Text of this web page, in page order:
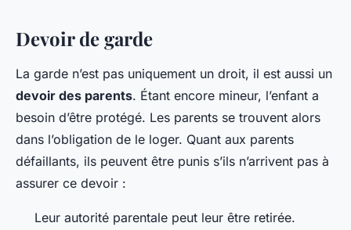
Devoir de garde
La garde n’est pas uniquement un droit, il est aussi un
devoir des parents. Étant encore mineur, l’enfant a
besoin d’être protégé. Les parents se trouvent alors
dans l’obligation de le loger. Quant aux parents
défaillants, ils peuvent être punis s’ils n’arrivent pas à
assurer ce devoir :
Leur autorité parentale peut leur être retirée.